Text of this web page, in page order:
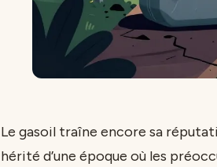
Le gasoil traîne encore sa
hérité d’une époque où les